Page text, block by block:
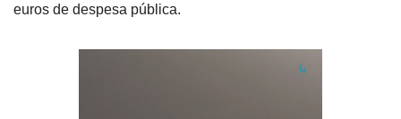
euros de despesa pública.